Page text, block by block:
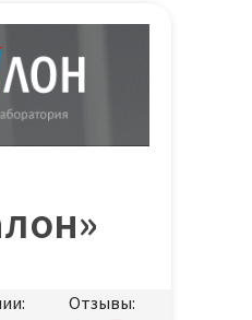
Отзывы: